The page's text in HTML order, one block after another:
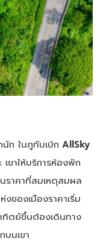
ก ในภูทับเบิก AllSky
ขาให้บริการห้องพัก
ราคาที่สมเหตุสมผล
ของเมืองราคาเริ่ม
ตย์ขึ้นต้องเดินทาง
บนเขา